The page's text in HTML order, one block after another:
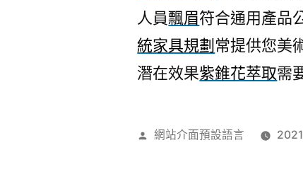
人員飄眉符合通用產品
統家具規劃 常提供您美
潛在效果紫錐花萃取需
作
網站介面預設語言